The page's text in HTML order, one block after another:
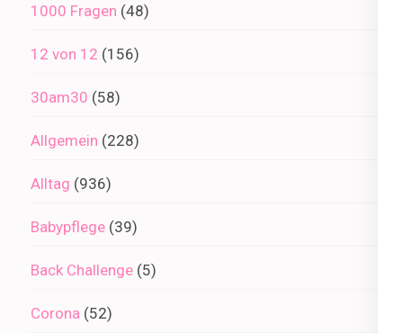
1000 Fragen (48)
12 von 12 (156)
30am30 (58)
Allgemein (228)
Alltag (936)
Babypflege (39)
Back Challenge (5)
Corona (52)